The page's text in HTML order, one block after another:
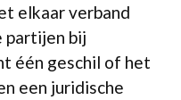
elkaar verband
partijen bij
één geschil of het
een juridische